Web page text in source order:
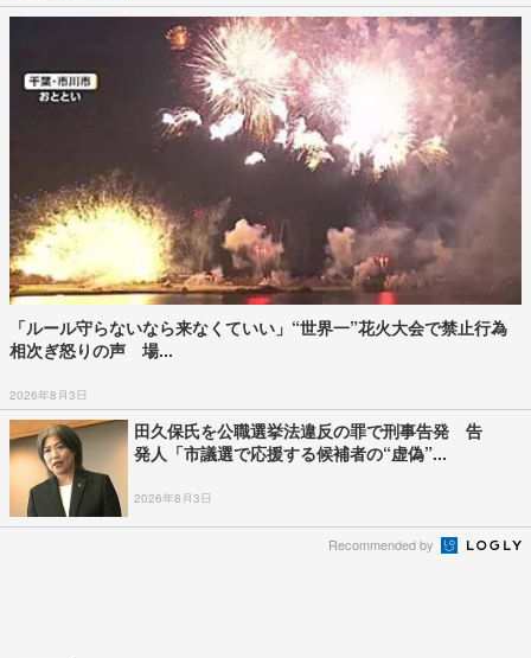
「ルール守らないなら来なくていい」“世界一”花火大会で禁止行為
相次ぎ怒りの声 場...
2026年8月3日
田久保氏を公職選挙法違反の罪で刑事告発 告
発人「市議選で応援する候補者の“虚偽”...
2026年8月3日
Recommended by